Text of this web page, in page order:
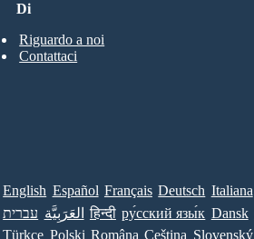
Di
Riguardo a noi
Contattaci
English Español Français Deutsch Italiana
עברית العَرَبِيَّة हिन्दी ру́сский язы́к Dansk
Türkçe Polski Româna Ceština Slovenský